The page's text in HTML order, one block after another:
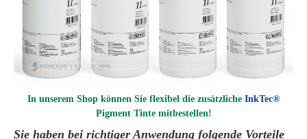
In unserem Shop können Sie flexibel die zusätzliche InkTec®
Pigment Tinte mitbestellen!
Sie haben bei richtiger Anwendung folgende Vorteile